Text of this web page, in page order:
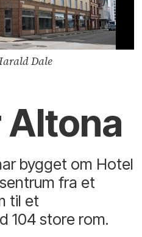
Dale
Altona
bygget om Hotel
fra et
til et
104 store rom.